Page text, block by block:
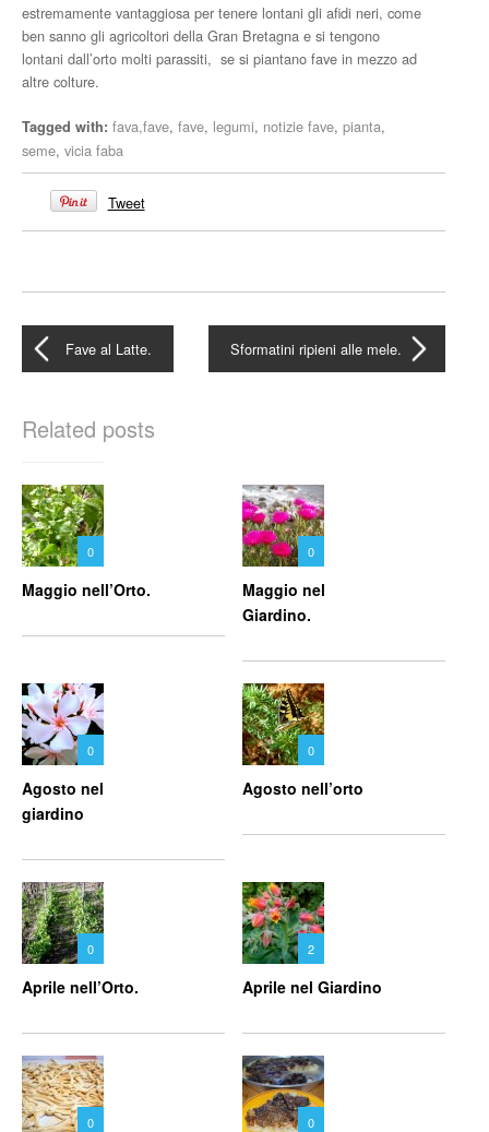
estremamente vantaggiosa per tenere lontani gli afidi neri, come
ben sanno gli agricoltori della Gran Bretagna e si tengono
lontani dall’orto molti parassiti, se si piantano fave in mezzo ad
altre colture.
Tagged with: fava,fave, fave, legumi, notizie fave, pianta,
seme, vicia faba
Tweet
Sformatini ripieni alle mele.
Fave al Latte.
Related posts
0
Maggio nell’Orto.
0
Maggio nel
Giardino.
0
Agosto nel
giardino
0
Agosto nell’orto
0
Aprile nell’Orto.
2
Aprile nel Giardino
0 0